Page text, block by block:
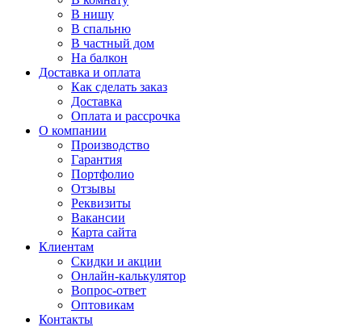
В нишу
В спальню
В частный дом
На балкон
Доставка и оплата
Как сделать заказ
Доставка
Оплата и рассрочка
О компании
Производство
Гарантия
Портфолио
Отзывы
Реквизиты
Вакансии
Карта сайта
Клиентам
Скидки и акции
Онлайн-калькулятор
Вопрос-ответ
Оптовикам
Контакты